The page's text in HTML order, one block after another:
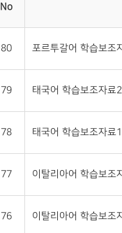
No
80 포르투갈어 학습보조
79 태국어 학습보조자료
78 태국어 학습보조자료
77 이탈리아어 학습보조
76 이탈리아어 학습보조